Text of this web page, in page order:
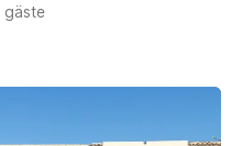
gäste